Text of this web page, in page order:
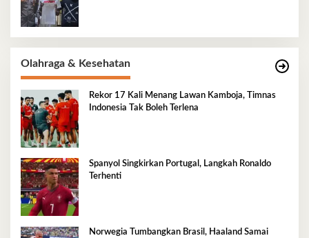
Olahraga & Kesehatan
Rekor 17 Kali Menang Lawan Kamboja, Timnas
Indonesia Tak Boleh Terlena
Spanyol Singkirkan Portugal, Langkah Ronaldo
Terhenti
Norwegia Tumbangkan Brasil, Haaland Samai